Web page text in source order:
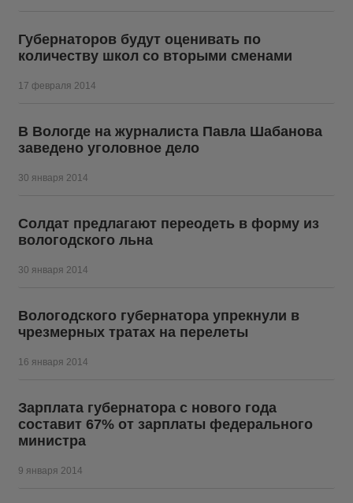
Губернаторов будут оценивать по
количеству школ со вторыми сменами
17 февраля 2014
В Вологде на журналиста Павла Шабанова
заведено уголовное дело
30 января 2014
Солдат предлагают переодеть в форму из
вологодского льна
30 января 2014
Вологодского губернатора упрекнули в
чрезмерных тратах на перелеты
16 января 2014
Зарплата губернатора с нового года
составит 67% от зарплаты федерального
министра
9 января 2014